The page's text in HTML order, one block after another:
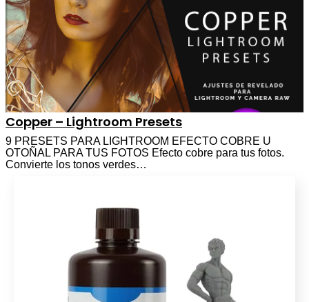
Copper – Lightroom Presets
9 PRESETS PARA LIGHTROOM EFECTO COBRE U
OTOÑAL PARA TUS FOTOS Efecto cobre para tus fotos.
Convierte los tonos verdes…